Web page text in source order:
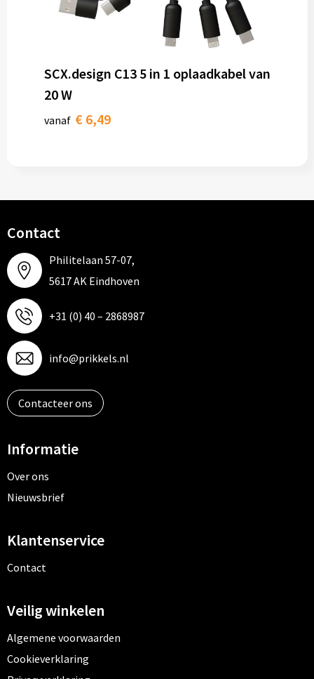
SCX.design C13 5 in 1 oplaadkabel van
20 W
vanaf € 6,49
Contact
Philitelaan 57-07,
5617 AK Eindhoven
+31 (0) 40 – 2868987
info@prikkels.nl
Contacteer ons
Informatie
Over ons
Nieuwsbrief
Klantenservice
Contact
Veilig winkelen
Algemene voorwaarden
Cookieverklaring